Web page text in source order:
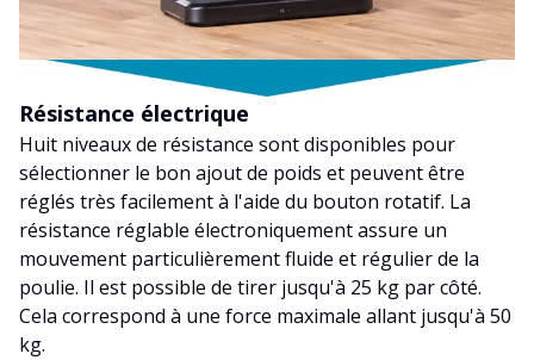
Résistance électrique
Huit niveaux de résistance sont disponibles pour
sélectionner le bon ajout de poids et peuvent être
réglés très facilement à l'aide du bouton rotatif. La
résistance réglable électroniquement assure un
mouvement particulièrement fluide et régulier de la
poulie. Il est possible de tirer jusqu'à 25 kg par côté.
Cela correspond à une force maximale allant jusqu'à 50
kg.